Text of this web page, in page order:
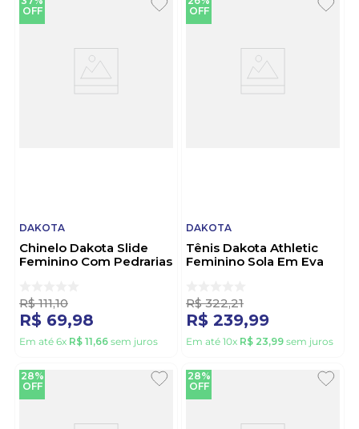
OFF
DAKOTA
Chinelo Dakota Slide
Feminino Com Pedrarias
R$ 111,10
R$ 69,98
Em até 6x R$ 11,66 sem juros
OFF
DAKOTA
Tênis Dakota Athletic
Feminino Sola Em Eva
R$ 322,21
R$ 239,99
Em até 10x R$ 23,99 sem juros
28%
OFF
28%
OFF